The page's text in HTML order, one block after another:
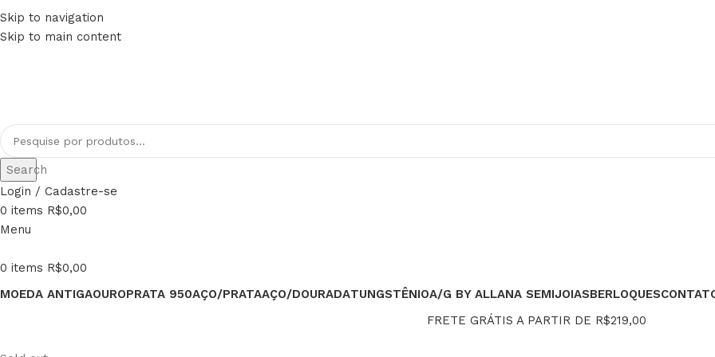
Skip to navigation
Skip to main content
FRETE GRÁTIS PARA TODO BRASIL
Search
Login / Cadastre-se
0 items R$0,00
Menu
0 items R$0,00
MOEDA ANTIGAOUROPRATA 950AÇO/PRATAAÇO/DOURADATUNGSTÊNIOA/G BY ALLANA SEMIJOIASBERLOQUES
FRETE GRÁTIS A PARTIR DE R$219,00